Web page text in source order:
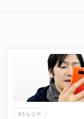
#トレンド